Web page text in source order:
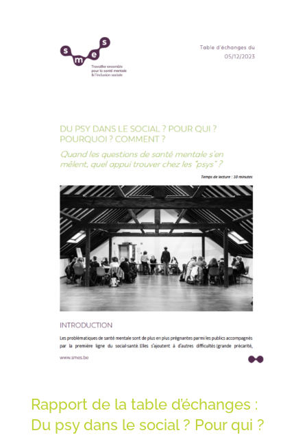
Rapport de la table d’échanges :
Du psy dans le social ? Pour qui ?